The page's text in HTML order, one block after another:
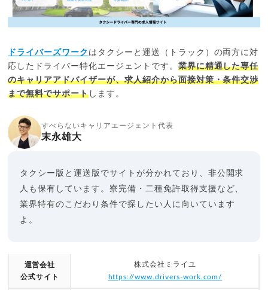
ドライバーズワーク はタクシーと運送（トラック）の両方に対
応したドライバー特化エージェントです。 業界に精通した専任
のキャリアアドバイザーが、求人紹介から面接対策・条件交渉
まで無料でサポート します。
すべらないキャリアエージェント代表
末永雄大
タクシー版と運送版でサイトが分かれており、非公開求
人も保有しています。寮完備・二種免許取得支援など、
業界特有のこだわり条件で探したい人に向いています
よ。
運営会社
公式サイト
株式会社ミライユ
https://www.drivers-work.com/